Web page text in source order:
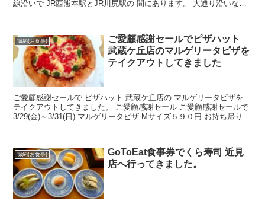
線沿いで JR西熊本駅とJR川尻駅の 間にあります。 大通り沿いなの
節約(お食事)
ご愛顧感謝セールでピザハット
武蔵ケ丘店のマルゲリータピザを
テイクアウトしてきました
ご愛顧感謝セールで ピザハット 武蔵ケ丘店の マルゲリータピザを
テイクアウトしてきました。 ご愛顧感謝セール ご愛顧感謝セールで
3/29(金)～3/31(日) マルゲリータピザ Mサイズ５９０円 お持ち帰り限
節約(お食事)
GoToEat食事券でくら寿司 近見
店へ行ってきました。